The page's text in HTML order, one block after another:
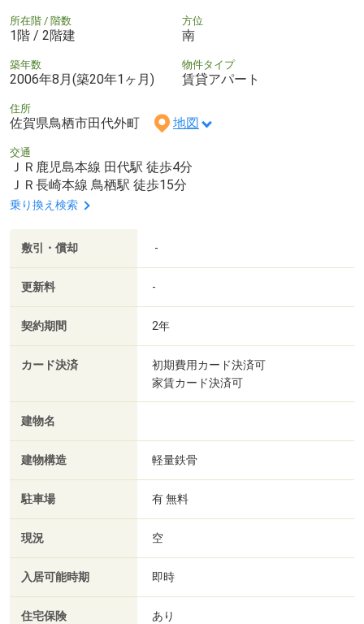
所在階 / 階数
1階 / 2階建
方位
南
築年数
2006年8月(築20年1ヶ月)
物件タイプ
賃貸アパート
住所
佐賀県鳥栖市田代外町 地図
交通
ＪＲ鹿児島本線 田代駅 徒歩4分
ＪＲ長崎本線 鳥栖駅 徒歩15分
乗り換え検索
敷引・償却 -
更新料 -
契約期間 2年
カード決済
初期費用カード決済可
家賃カード決済可
建物名
建物構造 軽量鉄骨
駐車場 有 無料
現況 空
入居可能時期 即時
住宅保険 あり